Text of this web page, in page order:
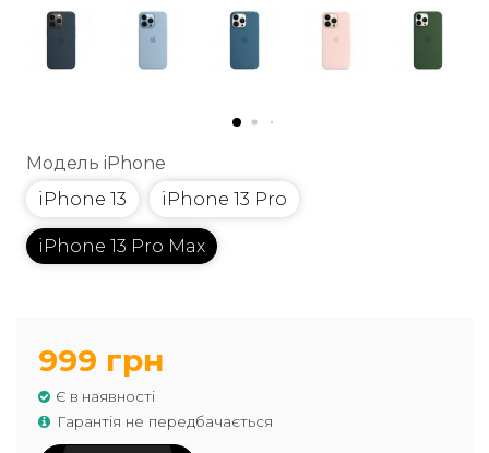
Модель iPhone
iPhone 13
iPhone 13 Pro
iPhone 13 Pro Max
999 грн
Є в наявності
Гарантія не передбачається